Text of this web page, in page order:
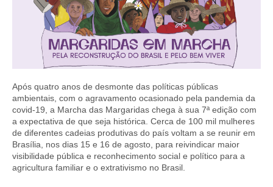
Após quatro anos de desmonte das políticas públicas
ambientais, com o agravamento ocasionado pela pandemia da
covid-19, a Marcha das Margaridas chega à sua 7ª edição com
a expectativa de que seja histórica. Cerca de 100 mil mulheres
de diferentes cadeias produtivas do país voltam a se reunir em
Brasília, nos dias 15 e 16 de agosto, para reivindicar maior
visibilidade pública e reconhecimento social e político para a
agricultura familiar e o extrativismo no Brasil.